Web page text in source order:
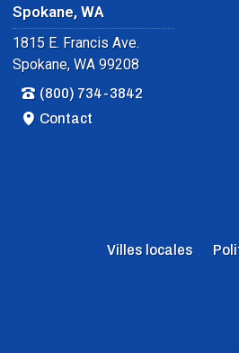
Spokane, WA
1815 E. Francis Ave.
Spokane, WA 99208
(800) 734-3842
Contact
Villes locales